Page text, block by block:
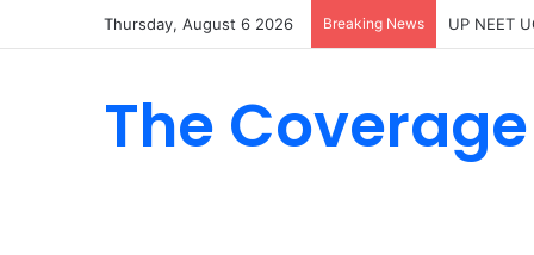
Thursday, August 6 2026 Breaking News UP NEET
The Coverage